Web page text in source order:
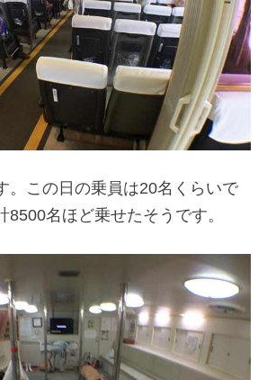
。この日の乗員は20名くらいで
8500名ほど乗せたそうです。